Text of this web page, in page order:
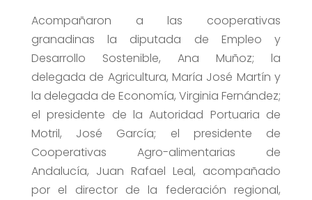
Acompañaron a las cooperativas
granadinas la diputada de Empleo y
Desarrollo Sostenible, Ana Muñoz; la
delegada de Agricultura, María José Martín y
la delegada de Economía, Virginia Fernández;
el presidente de la Autoridad Portuaria de
Motril, José García; el presidente de
Cooperativas Agro-alimentarias de
Andalucía, Juan Rafael Leal, acompañado
por el director de la federación regional,